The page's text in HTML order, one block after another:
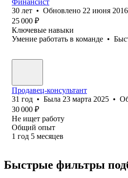
30 лет • Обновлено 22 июня 2016
25 000 ₽
Ключевые навыки
Умение работать в команде •
Продавец-консультант
31 год • Была 23 марта 2025 •
30 000 ₽
Не ищет работу
Общий опыт
1 год 5 месяцев
Быстрые фильтры